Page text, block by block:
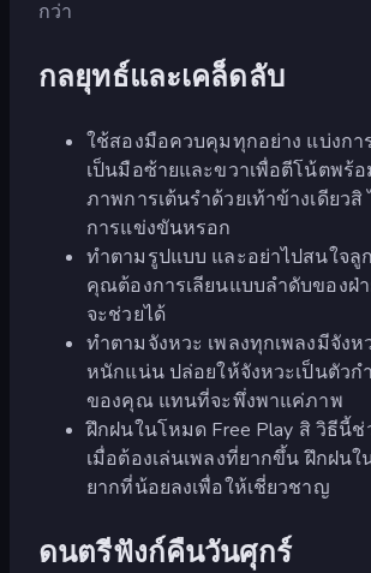
กว่า
กลยุทธ์และเคล็ดลับ
ใช้สองมือควบคุมทุกอย่าง แบ่งก
เป็นมือซ้ายและขวาเพื่อตีโน้ตพร้
ภาพการเต้นรำด้วยเท้าข้างเดียว
การแข่งขันหรอก
ทำตามรูปแบบ และอย่าไปสนใจลู
คุณต้องการเลียนแบบลำดับของฝ่
จะช่วยได้
ทำตามจังหวะ เพลงทุกเพลงมีจัง
หนักแน่น ปล่อยให้จังหวะเป็นตัวก
ของคุณ แทนที่จะพึ่งพาแค่ภาพ
ฝึกฝนในโหมด Free Play สิ วิธีนี้
เมื่อต้องเล่นเพลงที่ยากขึ้น ฝึกฝน
ยากที่น้อยลงเพื่อให้เชี่ยวชาญ
ดนตรีฟังก์คืนวันศุกร์